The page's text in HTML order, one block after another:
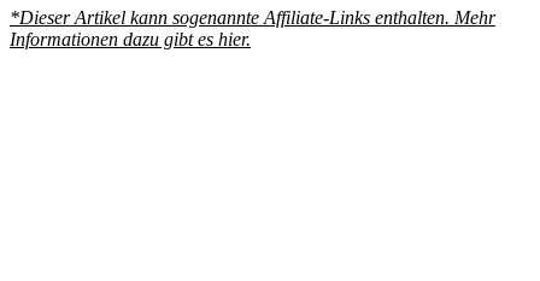
*Dieser Artikel kann sogenannte Affiliate-Links enthalten. Mehr
Informationen dazu gibt es hier.